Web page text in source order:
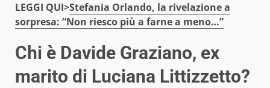
LEGGI QUI>Stefania Orlando, la rivelazione a
sorpresa: “Non riesco più a farne a meno…”
Chi è Davide Graziano, ex
marito di Luciana Littizzetto?